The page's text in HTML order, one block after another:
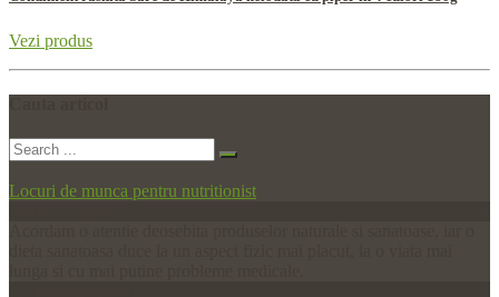
Vezi produs
Locuri de munca pentru nutritionist